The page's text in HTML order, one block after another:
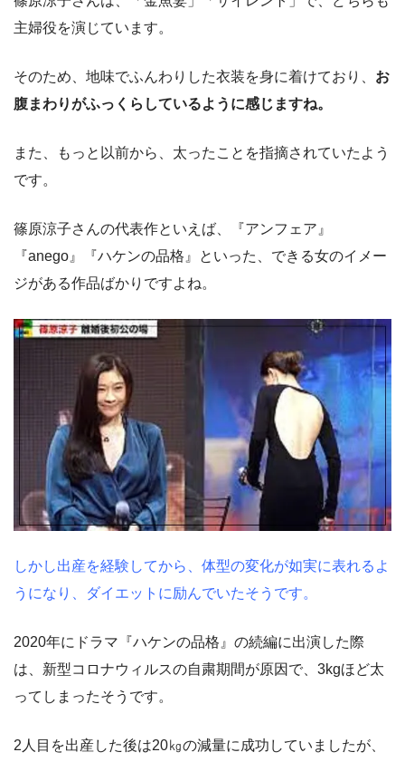
主婦役を演じています。
そのため、地味でふんわりした衣装を身に着けており、 お
腹まわりがふっくらしているように感じますね。
また、もっと以前から、太ったことを指摘されていたよう
です。
篠原涼子さんの代表作といえば、『アンフェア』
『anego』『ハケンの品格』といった、できる女のイメー
ジがある作品ばかりですよね。
しかし出産を経験してから、体型の変化が如実に表れるよ
うになり、ダイエットに励んでいたそうです。
2020年にドラマ『ハケンの品格』の続編に出演した際
は、新型コロナウィルスの自粛期間が原因で、3kgほど太
ってしまったそうです。
2人目を出産した後は20㎏の減量に成功していましたが、